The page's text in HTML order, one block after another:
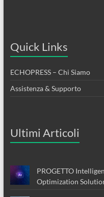
Quick Links
ECHOPRESS – Chi Siamo
Assistenza & Supporto
Ultimi Articoli
PROGETTO
Optimization